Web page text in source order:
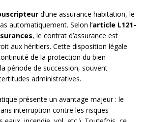
d’une assurance habitation, le
automatiquement. Selon l’article L121-
, le contrat d’assurance est
aux héritiers. Cette disposition légale
de la protection du bien
période de succession, souvent
administratives.
présente un avantage majeur : le
interruption contre les risques